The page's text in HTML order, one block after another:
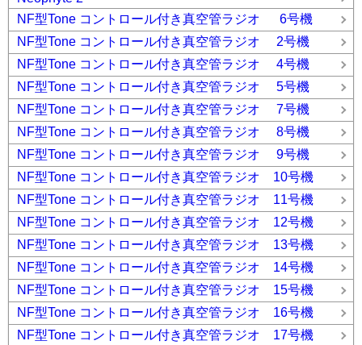
NF型Tone コントロール付き真空管ラジオ 6号機
NF型Tone コントロール付き真空管ラジオ 2号機
NF型Tone コントロール付き真空管ラジオ 4号機
NF型Tone コントロール付き真空管ラジオ 5号機
NF型Tone コントロール付き真空管ラジオ 7号機
NF型Tone コントロール付き真空管ラジオ 8号機
NF型Tone コントロール付き真空管ラジオ 9号機
NF型Tone コントロール付き真空管ラジオ 10号機
NF型Tone コントロール付き真空管ラジオ 11号機
NF型Tone コントロール付き真空管ラジオ 12号機
NF型Tone コントロール付き真空管ラジオ 13号機
NF型Tone コントロール付き真空管ラジオ 14号機
NF型Tone コントロール付き真空管ラジオ 15号機
NF型Tone コントロール付き真空管ラジオ 16号機
NF型Tone コントロール付き真空管ラジオ 17号機